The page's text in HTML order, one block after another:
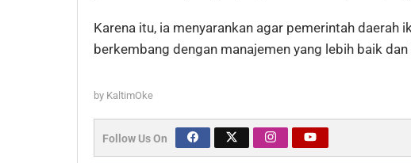
Karena itu, ia menyarankan agar pemerintah
berkembang dengan manajemen yang lebih baik
by KaltimOke
Follow Us On